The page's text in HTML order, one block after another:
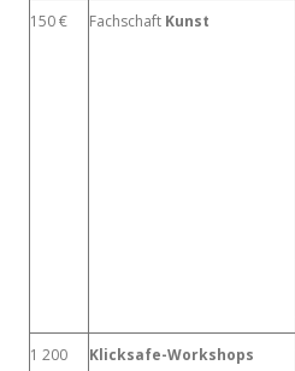
150 € Fachschaft Kunst
1 200
Klicksafe-Workshops